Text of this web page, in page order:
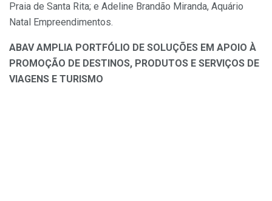
Praia de Santa Rita; e Adeline Brandão Miranda, Aquário
Natal Empreendimentos.
ABAV AMPLIA PORTFÓLIO DE SOLUÇÕES EM APOIO À
PROMOÇÃO DE DESTINOS, PRODUTOS E SERVIÇOS DE
VIAGENS E TURISMO